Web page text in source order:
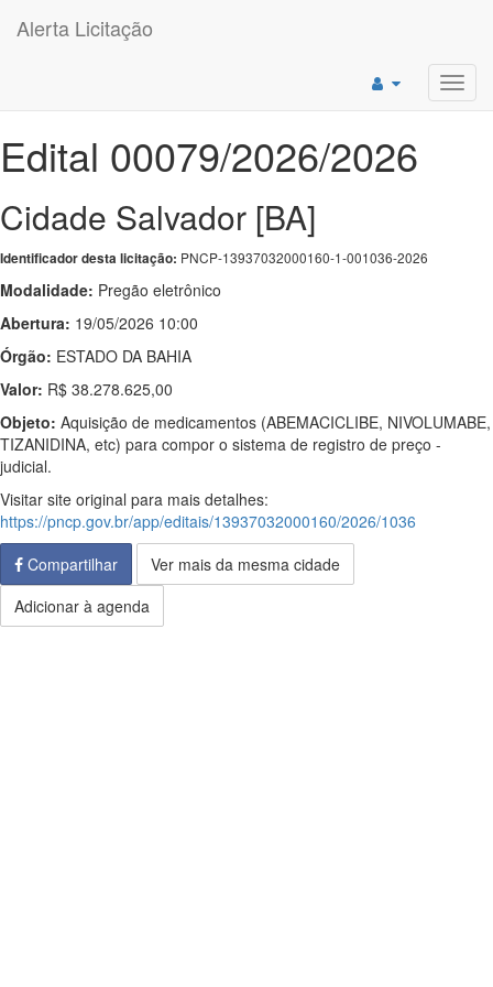
Alerta Licitação
Edital 00079/2026/2026
Cidade Salvador [BA]
Identificador desta licitação: PNCP-13937032000160-1-001036-2026
Modalidade: Pregão eletrônico
Abertura: 19/05/2026 10:00
Órgão: ESTADO DA BAHIA
Valor: R$ 38.278.625,00
Objeto: Aquisição de medicamentos (ABEMACICLIBE, NIVOLUMABE,
TIZANIDINA, etc) para compor o sistema de registro de preço -
judicial.
Visitar site original para mais detalhes:
https://pncp.gov.br/app/editais/13937032000160/2026/1036
Compartilhar
Ver mais da mesma cidade
Adicionar à agenda